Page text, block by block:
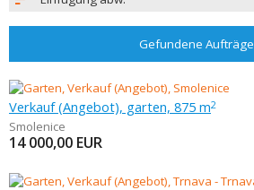
Gefundene Aufträge
Verkauf (Angebot), garten, 875 m2
Smolenice
14 000,00 EUR